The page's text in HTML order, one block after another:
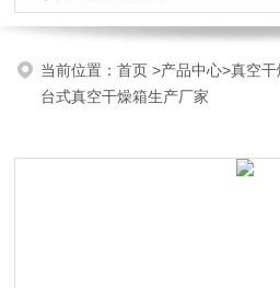
当前位置：首页>产品中心>真空
台式真空干燥箱生产厂家